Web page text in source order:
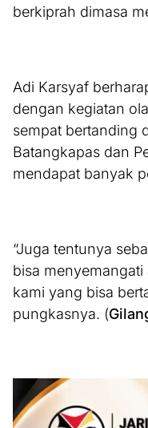
berkiprah dimasa
Adi Karsyaf
dengan kegiatan
sempat bertanding
Batangkapas dan
mendapat banyak
“Juga tentunya
bisa
kami yang bisa
pungkasnya. (